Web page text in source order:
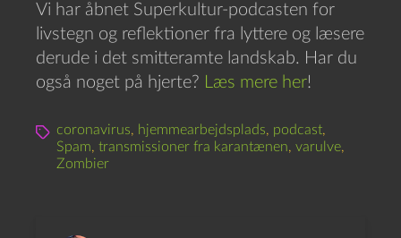
Vi har åbnet Superkultur-podcasten for
livstegn og reflektioner fra lyttere og læsere
derude i det smitteramte landskab. Har du
også noget på hjerte? Læs mere her!
coronavirus, hjemmearbejdsplads, podcast,
Spam, transmissioner fra karantænen, varulve,
Zombier